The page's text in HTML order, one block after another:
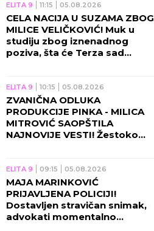
ELITA 9 11:15 05.08.2026
CELA NACIJA U SUZAMA ZBOG
MILICE VELIČKOVIĆ! Muk u
studiju zbog iznenadnog
poziva, šta će Terza sad
ELITA 9 10:15 05.08.2026
ZVANIČNA ODLUKA
PRODUKCIJE PINKA - MILICA
MITROVIĆ SAOPŠTILA
NAJNOVIJE VESTI! Žestoko
ELITA 9 09:15 05.08.2026
MAJA MARINKOVIĆ
PRIJAVLJENA POLICIJI!
Dostavljen stravičan snimak,
advokati momentalno